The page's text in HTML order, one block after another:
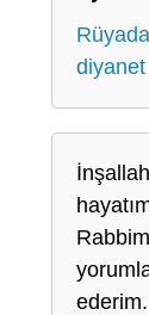
diyanet
ederim.